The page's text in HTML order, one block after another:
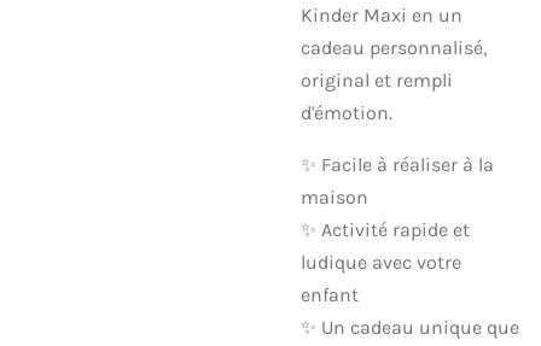
Kinder Maxi en un
cadeau personnalisé,
original et rempli
d'émotion.
✨ Facile à réaliser à la
maison
✨ Activité rapide et
ludique avec votre
enfant
✨ Un cadeau unique que